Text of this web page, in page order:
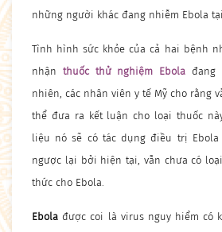
những người khác đang nhiễm Ebola tại
Tình hình sức khỏe của cả hai bệnh
nhận thuốc thử nghiệm Ebola đang
nhiên, các nhân viên y tế Mỹ cho rằng
thể đưa ra kết luận cho loại thuốc
liệu nó sẽ có tác dụng điều trị
ngược lại bởi hiện tại, vẫn chưa có
thức cho Ebola.
Ebola được coi là virus nguy hiểm có